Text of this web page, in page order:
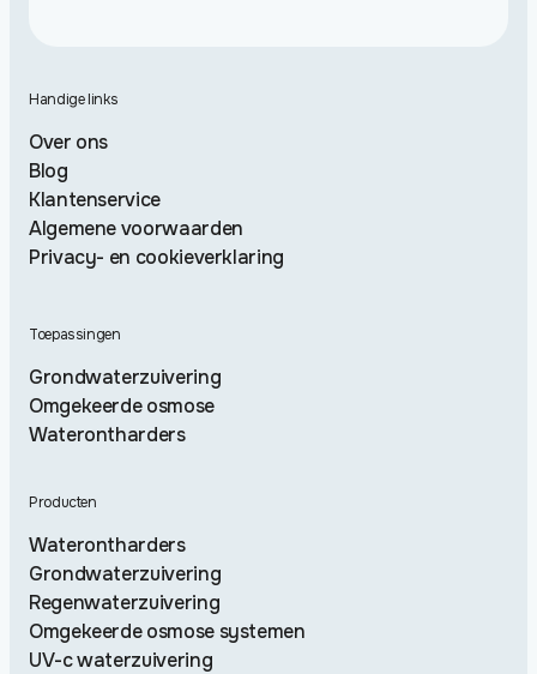
Handige links
Over ons
Blog
Klantenservice
Algemene voorwaarden
Privacy- en cookieverklaring
Toepassingen
Grondwaterzuivering
Omgekeerde osmose
Waterontharders
Producten
Waterontharders
Grondwaterzuivering
Regenwaterzuivering
Omgekeerde osmose systemen
UV-c waterzuivering